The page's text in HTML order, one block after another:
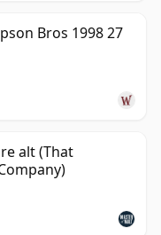
Bros 1998 27
alt (That